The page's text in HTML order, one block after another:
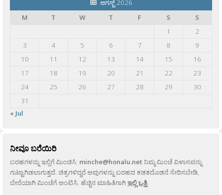
ಆಗಸ್ಟ್ 2026
M
T W T F S
S
1
2
3
4 5 6 7 8
9
10
11 12 13 14 15
16
17
18 19 20 21 22
23
24
25 26 27 28 29
30
31
« Jul
ನೀವೂ ಬರೆಯಿರಿ
ಬರಹಗಳನ್ನು ಇಲ್ಲಿಗೆ ಮಿಂಚಿಸಿ: minche@honalu.netನಿಮ್ಮ ಮಿಂಚೆ ವಿಳಾಸವನ್ನು
ಗುಟ್ಟಾಗಿಡಲಾಗುತ್ತದೆ. ಚಿತ್ರಗಳಿದ್ದರೆ ಅವುಗಳನ್ನು ಬರಹದ ಕಡತದೊಡನೆ ಸೇರಿಸಬೇಡಿ,
ಬೇರೆಯಾಗಿ ಮಿಂಚೆಗೆ ಅಂಟಿಸಿ. ಹೆಚ್ಚಿನ ಮಾಹಿತಿಗಾಗಿಇಲ್ಲಿ ಒತ್ತಿ